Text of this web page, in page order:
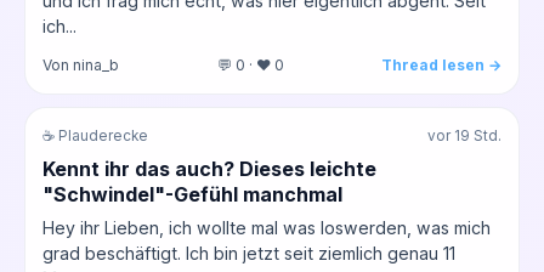
ich...
Von nina_b 💬 0 · ❤️ 0 Thread lesen →
☕ Plauderecke vor 19 Std.
Kennt ihr das auch? Dieses leichte
"Schwindel"-Gefühl manchmal
Hey ihr Lieben, ich wollte mal was loswerden, was mich
grad beschäftigt. Ich bin jetzt seit ziemlich genau 11